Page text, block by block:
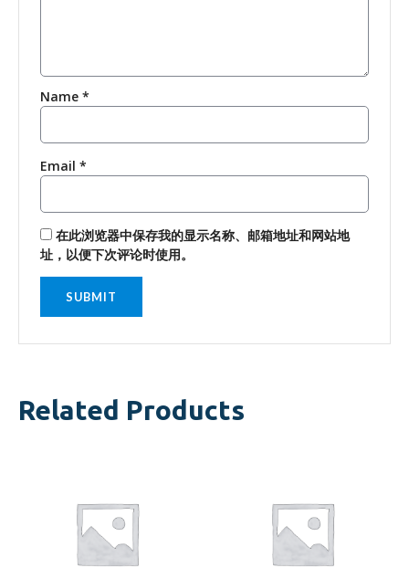
Name*
Email*
在此浏览器中保存我的显示名称、邮箱地址和网站地
址，以便下次评论时使用。
Related Products